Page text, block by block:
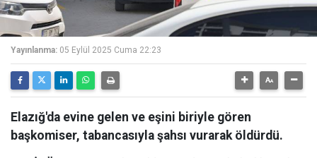
Yayınlanma: 05 Eylül 2025 Cuma 22:23
Elazığ'da evine gelen ve eşini biriyle gören
başkomiser, tabancasıyla şahsı vurarak öldürdü.